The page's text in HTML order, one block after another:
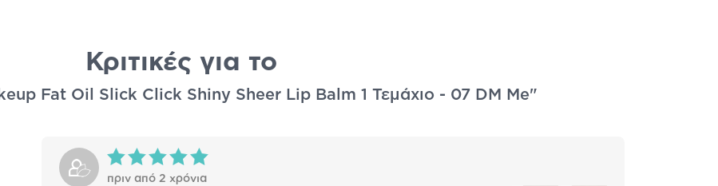
Κριτικές για το
Fat Oil Slick Click Shiny Sheer Lip Balm 1 Τεμάχιο - 07 DM Me"
πριν από 2 χρόνια